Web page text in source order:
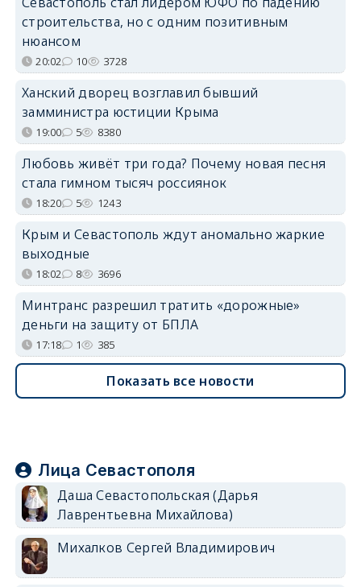
строительства, но с одним позитивным
нюансом
20:02 10 3728
Ханский дворец возглавил бывший
замминистра юстиции Крыма
19:00 5 8380
Любовь живёт три года? Почему новая песня
стала гимном тысяч россиянок
18:20 5 1243
Крым и Севастополь ждут аномально жаркие
выходные
18:02 8 3696
Минтранс разрешил тратить «дорожные»
деньги на защиту от БПЛА
17:18 1 385
Показать все новости
Лица Севастополя
Даша Севастопольская (Дарья
Лаврентьевна Михайлова)
Михалков Сергей Владимирович